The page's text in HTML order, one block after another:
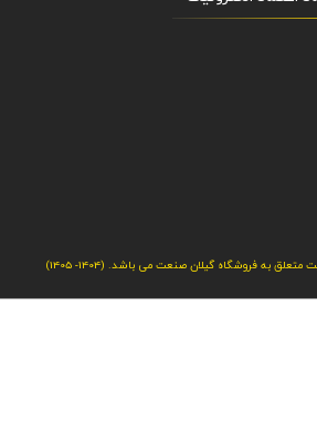
به فروشگاه گیلان صنعت می باشد. (1404- 1405)